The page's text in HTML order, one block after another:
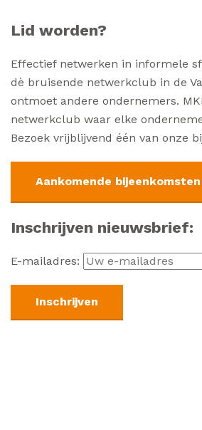
Lid worden?
Effectief netwerken in informele
dè bruisende netwerkclub in de
ontmoet andere ondernemers.
netwerkclub waar elke
Bezoek vrijblijvend één van onze
Aankomende bijeenkomsten
Inschrijven nieuwsbrief:
E-mailadres: